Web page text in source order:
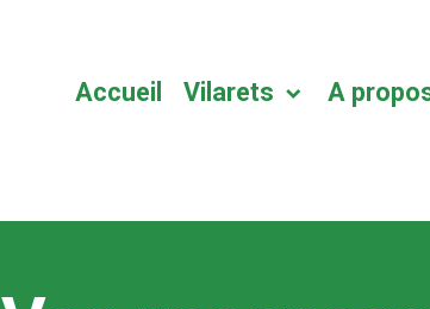
Accueil Vilarets A